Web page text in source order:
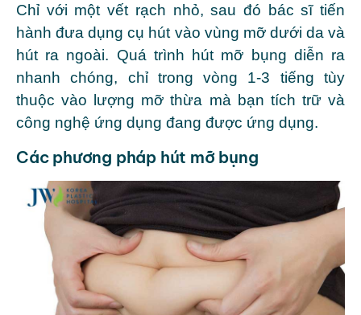
Chỉ với một vết rạch nhỏ, sau đó bác sĩ tiến
hành đưa dụng cụ hút vào vùng mỡ dưới da và
hút ra ngoài. Quá trình hút mỡ bụng diễn ra
nhanh chóng, chỉ trong vòng 1-3 tiếng tùy
thuộc vào lượng mỡ thừa mà bạn tích trữ và
công nghệ ứng dụng đang được ứng dụng.
Các phương pháp hút mỡ bụng